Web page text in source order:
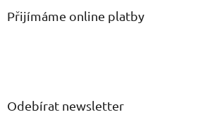
Přijímáme online platby
Odebírat newsletter